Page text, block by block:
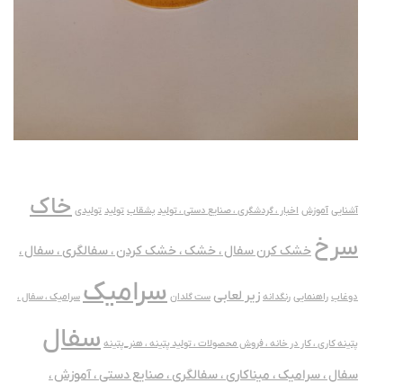
آشنایی آموزش اخبار ، گردشگری ، صنایع دستی ، تولید بشقاب تولید تولیدی خاک
سرخ خشک کرن سفال ، خشک ، خشک کردن ، سفالگری ، سفال ،
دوغاب راهنمایی رنگدانه زیر لعابی ست گلدان سرامیک سرامیک ، سفال ،
پتینه کاری ، کار در خانه ، فروش محصولات ، تولید پتینه ، هنر_پتینه سفال
سفال ، سرامیک ، میناکاری ، سفالگری ، صنایع دستی ، آموزش ،